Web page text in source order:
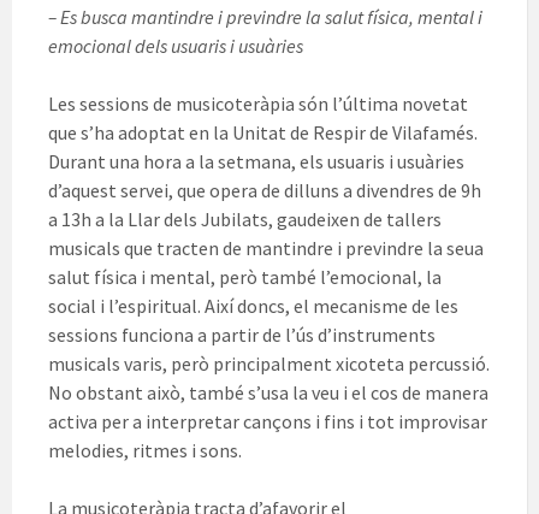
– Es busca mantindre i previndre la salut física, mental i
emocional dels usuaris i usuàries
Les sessions de musicoteràpia són l’última novetat
que s’ha adoptat en la Unitat de Respir de Vilafamés.
Durant una hora a la setmana, els usuaris i usuàries
d’aquest servei, que opera de dilluns a divendres de 9h
a 13h a la Llar dels Jubilats, gaudeixen de tallers
musicals que tracten de mantindre i previndre la seua
salut física i mental, però també l’emocional, la
social i l’espiritual. Així doncs, el mecanisme de les
sessions funciona a partir de l’ús d’instruments
musicals varis, però principalment xicoteta percussió.
No obstant això, també s’usa la veu i el cos de manera
activa per a interpretar cançons i fins i tot improvisar
melodies, ritmes i sons.
La musicoteràpia tracta d’afavorir el